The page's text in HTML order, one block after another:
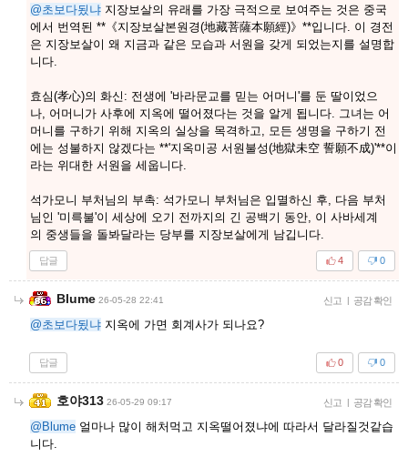
@초보다됬냐 지장보살의 유래를 가장 극적으로 보여주는 것은 중국
에서 번역된 **《지장보살본원경(地藏菩薩本願經)》**입니다. 이 경전
은 지장보살이 왜 지금과 같은 모습과 서원을 갖게 되었는지를 설명합
니다.
​효심(孝心)의 화신: 전생에 '바라문교를 믿는 어머니'를 둔 딸이었으
나, 어머니가 사후에 지옥에 떨어졌다는 것을 알게 됩니다. 그녀는 어
머니를 구하기 위해 지옥의 실상을 목격하고, 모든 생명을 구하기 전
에는 성불하지 않겠다는 **'지옥미공 서원불성(地獄未空 誓願不成)'**이
라는 위대한 서원을 세웁니다.
​석가모니 부처님의 부촉: 석가모니 부처님은 입멸하신 후, 다음 부처
님인 '미륵불'이 세상에 오기 전까지의 긴 공백기 동안, 이 사바세계
의 중생들을 돌봐달라는 당부를 지장보살에게 남깁니다.
답글 0
4
Blume 26-05-28 22:41 신고 | 공감 확인
@초보다됬냐 지옥에 가면 회계사가 되나요?
답글 0
0
호야313 26-05-29 09:17 신고 | 공감 확인
@Blume 얼마나 많이 해처먹고 지옥떨어졌냐에 따라서 달라질것같습
니다.